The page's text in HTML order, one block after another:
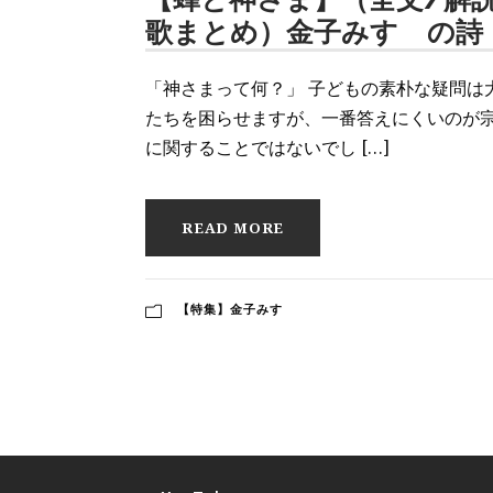
歌まとめ）金子みすゞの詩
「神さまって何？」 子どもの素朴な疑問は
たちを困らせますが、一番答えにくいのが
に関することではないでし […]
READ MORE
【特集】金子みすゞ